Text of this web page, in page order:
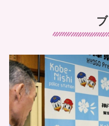
手足のしびれでお悩み
腰痛でお悩み
足の痛みでお悩み
体の痛みでお悩み
当院スタッフ黄先生、特殊詐
お知らせ
2024/09/28
☆2024年10月1日からの料金
ご案内
2024/06/01